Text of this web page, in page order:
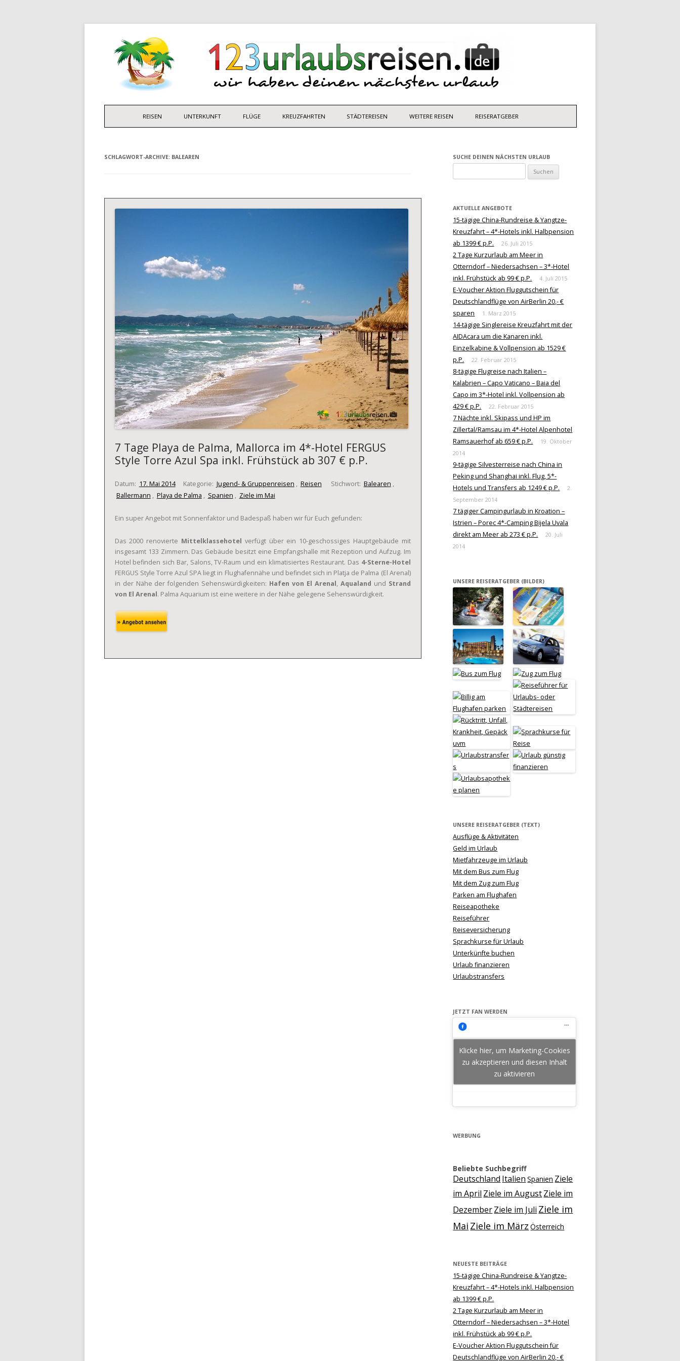
Zum
Inhalt
springen
REISEN UNTERKUNFT FLÜGE KREUZFAHRTEN STÄDTEREISEN WEITERE REISEN REISERATGEBER
SCHLAGWORT-ARCHIVE: BALEAREN
7 Tage Playa de Palma, Mallorca im 4*-Hotel FERGUS
Style Torre Azul Spa inkl. Frühstück ab 307 € p.P.
Datum: 17. Mai 2014 Kategorie: Jugend- & Gruppenreisen , Reisen Stichwort: Balearen ,
Ballermann , Playa de Palma , Spanien , Ziele im Mai
Ein super Angebot mit Sonnenfaktor und Badespaß haben wir für Euch gefunden:
Das 2000 renovierte Mittelklassehotel verfügt über ein 10-geschossiges Hauptgebäude mit
insgesamt 133 Zimmern. Das Gebäude besitzt eine Empfangshalle mit Rezeption und Aufzug. Im
Hotel befinden sich Bar, Salons, TV-Raum und ein klimatisiertes Restaurant. Das 4-Sterne-Hotel
FERGUS Style Torre Azul SPA liegt in Flughafennähe und befindet sich in Platja de Palma (El Arenal)
in der Nähe der folgenden Sehenswürdigkeiten: Hafen von El Arenal, Aqualand und Strand
von El Arenal. Palma Aquarium ist eine weitere in der Nähe gelegene Sehenswürdigkeit.
SUCHE DEINEN NÄCHSTEN URLAUB
nach:
AKTUELLE ANGEBOTE
15-tägige China-Rundreise & Yangtze-
Kreuzfahrt – 4*-Hotels inkl. Halbpension
ab 1399 € p.P.
26. Juli 2015
2 Tage Kurzurlaub am Meer in
Otterndorf – Niedersachsen – 3*-Hotel
inkl. Frühstück ab 99 € p.P.
4. Juli 2015
E-Voucher Aktion Fluggutschein für
Deutschlandflüge von AirBerlin 20,- €
sparen
1. März 2015
14-tägige Singlereise Kreuzfahrt mit der
AIDAcara um die Kanaren inkl.
Einzelkabine & Vollpension ab 1529 €
p.P.
22. Februar 2015
8-tägige Flugreise nach Italien –
Kalabrien – Capo Vaticano – Baia del
Capo im 3*-Hotel inkl. Vollpension ab
429 € p.P.
22. Februar 2015
7 Nächte inkl. Skipass und HP im
Zillertal/Ramsau im 4*-Hotel Alpenhotel
Ramsauerhof ab 659 € p.P.
19. Oktober
2014
9-tägige Silvesterreise nach China in
Peking und Shanghai inkl. Flug, 5*-
Hotels und Transfers ab 1249 € p.P.
2.
September 2014
7 tägiger Campingurlaub in Kroation –
Istrien – Porec 4*-Camping Bijela Uvala
direkt am Meer ab 273 € p.P.
20. Juli
2014
UNSERE REISERATGEBER (BILDER)
UNSERE REISERATGEBER (TEXT)
Ausflüge & Aktivitäten
Geld im Urlaub
Mietfahrzeuge im Urlaub
Mit dem Bus zum Flug
Mit dem Zug zum Flug
Parken am Flughafen
Reiseapotheke
Reiseführer
Reiseversicherung
Sprachkurse für Urlaub
Unterkünfte buchen
Urlaub finanzieren
Urlaubstransfers
JETZT FAN WERDEN
Klicke hier, um Marketing-Cookies
zu akzeptieren und diesen Inhalt
zu aktivieren
WERBUNG
Beliebte Suchbegriff
Deutschland Italien Spanien Ziele
im April Ziele im AugustZiele im
DezemberZiele im Juli Ziele im
Mai Ziele im März Österreich
NEUESTE BEITRÄGE
15-tägige China-Rundreise & Yangtze-
Kreuzfahrt – 4*-Hotels inkl. Halbpension
ab 1399 € p.P.
2 Tage Kurzurlaub am Meer in
Otterndorf – Niedersachsen – 3*-Hotel
inkl. Frühstück ab 99 € p.P.
E-Voucher Aktion Fluggutschein für
Deutschlandflüge von AirBerlin 20,- €